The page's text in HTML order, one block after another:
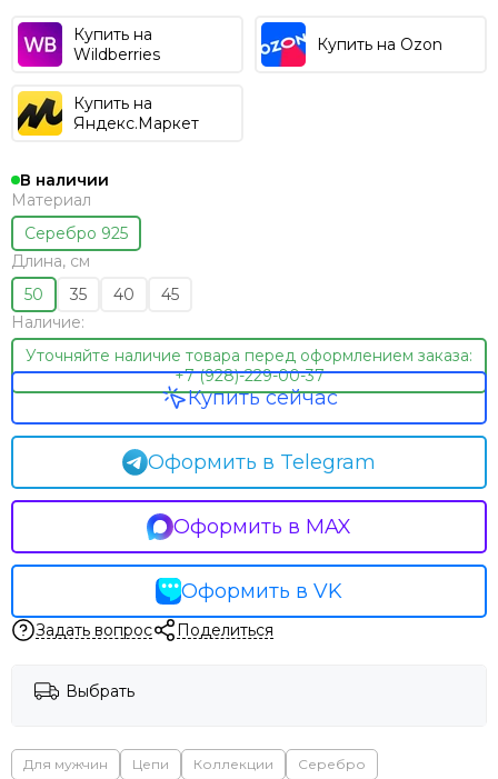
Купить на
Wildberries
Купить на Ozon
Купить на
Яндекс.Маркет
В наличии
Материал
Серебро 925
Длина, см
50
35 40
45
Наличие:
Уточняйте наличие товара перед оформлением заказа:
+7 (928)-229-00-37
Оформить в Telegram
Оформить в MAX
Оформить в VK
Купить сейчас
Задать вопрос Поделиться
Выбрать
Для мужчин Цепи Коллекции Серебро